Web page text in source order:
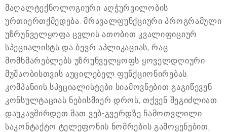
მაღალტექნოლოგიური აღჭურვილობის
ურთიერთქმედება. მრავალფუნქციური პროგრამული
უზრუნველყოფა ცვლის ათობით კვალიფიციურ
სპეციალისტს და ბევრ აპლიკაციას, რაც
მომხმარებლებს უზრუნველყოფს ყოველდღიური
მუშაობისთვის აუცილებელ ფუნქციონირებას.
კომპანიის სპეციალისტები სიამოვნებით გაგიწევენ
კონსულტაციას ნებისმიერ დროს, თქვენ შეგიძლიათ
დაუკავშირდეთ მათ ვებ-გვერდზე ჩამოთვლილი
საკონტაქტო ტელეფონის ნომრების გამოყენებით,